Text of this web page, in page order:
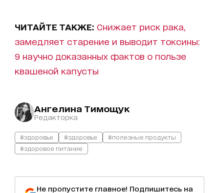
ЧИТАЙТЕ ТАКЖЕ: Снижает риск рака,
замедляет старение и выводит токсины:
9 научно доказанных фактов о пользе
квашеной капусты
Ангелина Тимощук
Редакторка
#здоровье #здоровье
#полезные продукты
#здоровое питание
Не пропустите главное! Подпишитесь на